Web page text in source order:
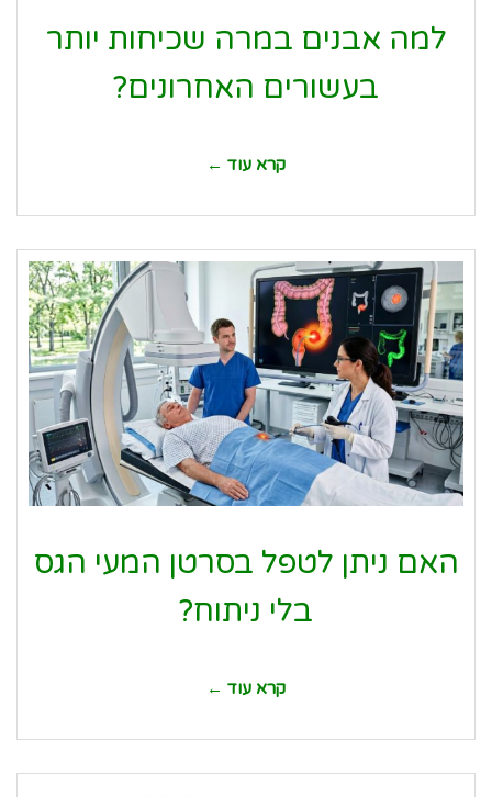
למה אבנים במרה שכיחות יותר
בעשורים האחרונים?
קרא עוד ←
האם ניתן לטפל בסרטן המעי הגס
בלי ניתוח?
קרא עוד ←